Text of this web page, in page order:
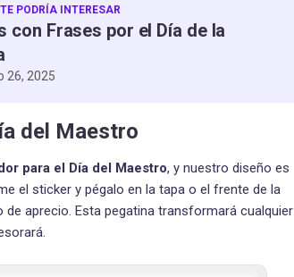
PODRÍA INTERESAR
con Frases por el Día de la
26, 2025
del Maestro
para el Día del Maestro, y nuestro diseño es
el sticker y pégalo en la tapa o el frente de la
aprecio. Esta pegatina transformará cualquier